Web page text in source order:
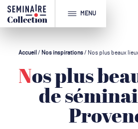
MENU
Accueil / Nos inspirations/ Nos plus beaux
Nos plus beaux lieux
de